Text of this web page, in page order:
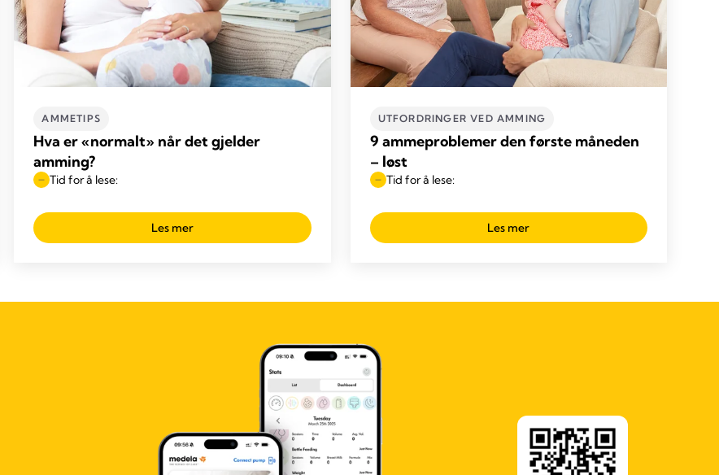
AMMETIPS
Hva er «normalt» når det gjelder
amming?
Tid for å lese:
Les mer
UTFORDRINGER VED AMMING
9 ammeproblemer den første måneden
– løst
Tid for å lese:
Les mer